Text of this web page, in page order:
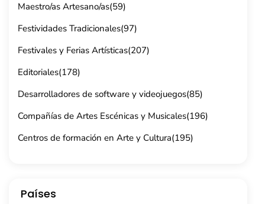
Maestro/as Artesano/as(59)
Festividades Tradicionales(97)
Festivales y Ferias Artísticas(207)
Editoriales(178)
Desarrolladores de software y videojuegos(85)
Compañías de Artes Escénicas y Musicales(196)
Centros de formación en Arte y Cultura(195)
Países